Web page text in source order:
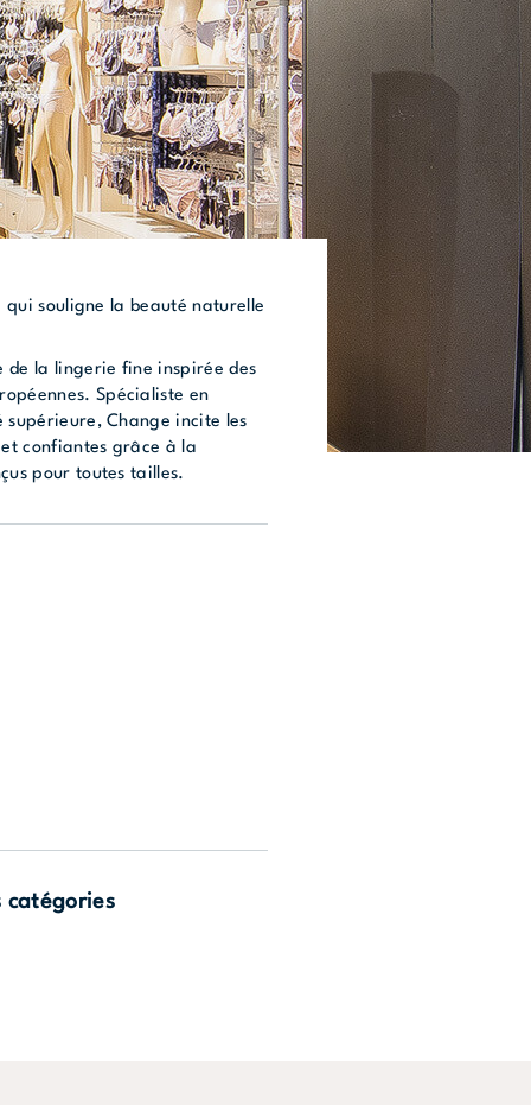
souligne la beauté naturelle
de la lingerie fine inspirée des
Spécialiste en
Change incite les
confiantes grâce à la
pour toutes tailles.
catégories